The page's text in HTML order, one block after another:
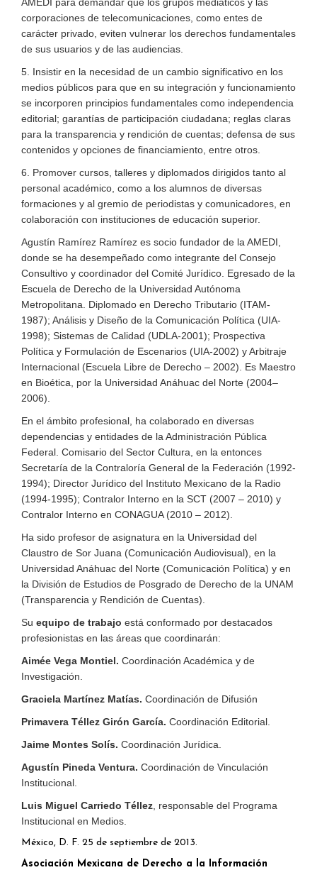
corporaciones de telecomunicaciones, como entes de
carácter privado, eviten vulnerar los derechos fundamentales
de sus usuarios y de las audiencias.
5. Insistir en la necesidad de un cambio significativo en los
medios públicos para que en su integración y funcionamiento
se incorporen principios fundamentales como independencia
editorial; garantías de participación ciudadana; reglas claras
para la transparencia y rendición de cuentas; defensa de sus
contenidos y opciones de financiamiento, entre otros.
6. Promover cursos, talleres y diplomados dirigidos tanto al
personal académico, como a los alumnos de diversas
formaciones y al gremio de periodistas y comunicadores, en
colaboración con instituciones de educación superior.
Agustín Ramírez Ramírez es socio fundador de la AMEDI,
donde se ha desempeñado como integrante del Consejo
Consultivo y coordinador del Comité Jurídico. Egresado de la
Escuela de Derecho de la Universidad Autónoma
Metropolitana. Diplomado en Derecho Tributario (ITAM-
1987); Análisis y Diseño de la Comunicación Política (UIA-
1998); Sistemas de Calidad (UDLA-2001); Prospectiva
Política y Formulación de Escenarios (UIA-2002) y Arbitraje
Internacional (Escuela Libre de Derecho – 2002). Es Maestro
en Bioética, por la Universidad Anáhuac del Norte (2004–
2006).
En el ámbito profesional, ha colaborado en diversas
dependencias y entidades de la Administración Pública
Federal. Comisario del Sector Cultura, en la entonces
Secretaría de la Contraloría General de la Federación (1992-
1994); Director Jurídico del Instituto Mexicano de la Radio
(1994-1995); Contralor Interno en la SCT (2007 – 2010) y
Contralor Interno en CONAGUA (2010 – 2012).
Ha sido profesor de asignatura en la Universidad del
Claustro de Sor Juana (Comunicación Audiovisual), en la
Universidad Anáhuac del Norte (Comunicación Política) y en
la División de Estudios de Posgrado de Derecho de la UNAM
(Transparencia y Rendición de Cuentas).
Su equipo de trabajo está conformado por destacados
profesionistas en las áreas que coordinarán:
Aimée Vega Montiel. Coordinación Académica y de
Investigación.
Graciela Martínez Matías. Coordinación de Difusión
Primavera Téllez Girón García. Coordinación Editorial.
Jaime Montes Solís. Coordinación Jurídica.
Agustín Pineda Ventura. Coordinación de Vinculación
Institucional.
Luis Miguel Carriedo Téllez , responsable del Programa
Institucional en Medios.
México, D. F. 25 de septiembre de 2013.
Asociación Mexicana de Derecho a la Información